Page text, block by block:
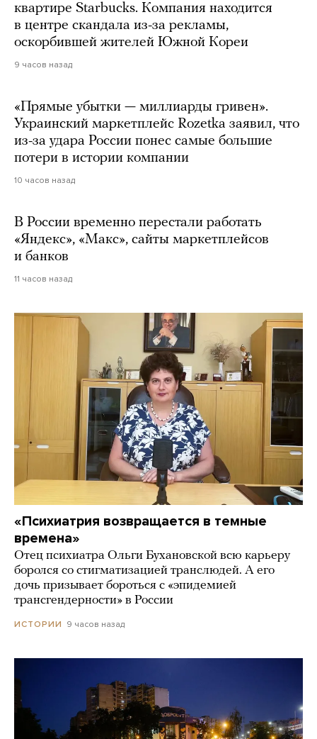
квартире Starbucks. Компания находится
в центре скандала из-за рекламы,
оскорбившей жителей Южной Кореи
9 часов назад
«Прямые убытки — миллиарды гривен».
Украинский маркетплейс Rozetka заявил, что
из-за удара России понес самые большие
потери в истории компании
10 часов назад
В России временно перестали работать
«Яндекс», «Макс», сайты маркетплейсов
и банков
11 часов назад
«Психиатрия возвращается в темные
времена»
Отец психиатра Ольги Бухановской всю карьеру
боролся со стигматизацией транслюдей. А его
дочь призывает бороться с «эпидемией
трансгендерности» в России
ИСТОРИИ 9 часов назад